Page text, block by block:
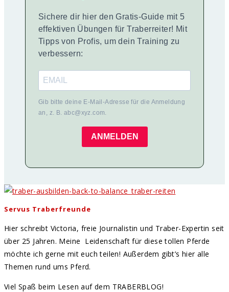
Sichere dir hier den Gratis-Guide mit 5
effektiven Übungen für Traberreiter! Mit
Tipps von Profis, um dein Training zu
verbessern:
Gib bitte deine E-Mail-Adresse für die Anmeldung
an, z. B. abc@xyz.com.
ANMELDEN
Servus Traberfreunde
Hier schreibt Victoria, freie Journalistin und Traber-Expertin seit
über 25 Jahren. Meine Leidenschaft für diese tollen Pferde
möchte ich gerne mit euch teilen! Außerdem gibt’s hier alle
Themen rund ums Pferd.
Viel Spaß beim Lesen auf dem TRABERBLOG!